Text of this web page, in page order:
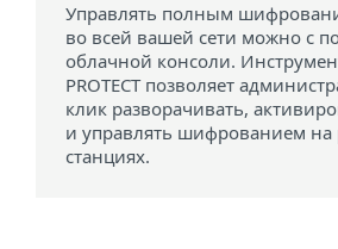
Управлять полным
во всей вашей сети можно с
облачной консоли.
PROTECT позволяет
клик разворачивать,
и управлять шифрованием на
станциях.